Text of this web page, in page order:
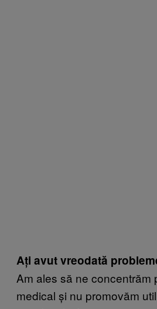
Ați avut vreodată
Am ales să ne concentrăm
medical și nu promovăm